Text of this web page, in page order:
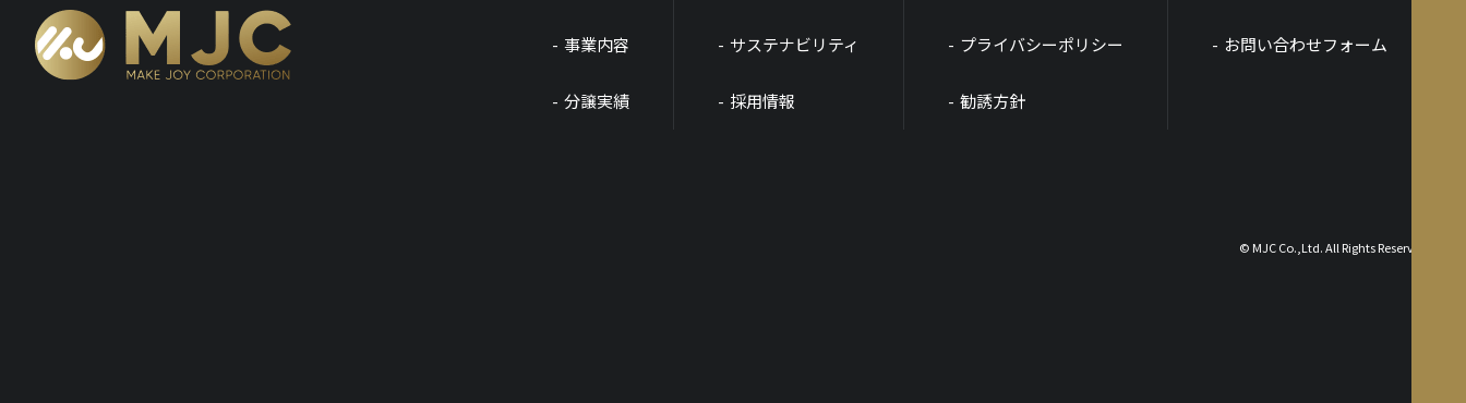
事業内容
分譲実績
サステナビリティ
採用情報
プライバシーポリシー
勧誘方針
お問い合わせフォーム
© MJC Co.,Ltd. All Rights Reserved.